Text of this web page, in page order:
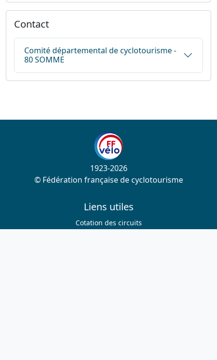
Contact
Comité départemental de cyclotourisme -
80 SOMME
1923-2026
© Fédération française de cyclotourisme
Liens utiles
Cotation des circuits